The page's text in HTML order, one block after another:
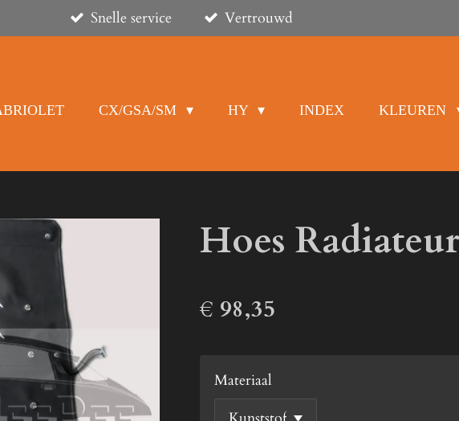
Snelle service Vertrouwd
CX/GSA/SM HY INDEX KLEUREN
Hoes
€ 98,35
Materiaal